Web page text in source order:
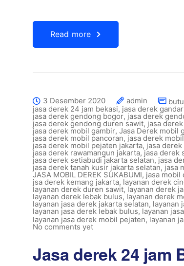
Read more
3 Desember 2020 admin
jasa derek 24 jam bekasi, jasa derek
jasa derek gendong bogor, jasa derek
jasa derek gendong duren sawit, jasa
jasa derek mobil gambir, Jasa Derek mobil
jasa derek mobil pancoran, jasa derek
jasa derek mobil pejaten jakarta, jasa
jasa derek rawamangun jakarta,jasa derek
jasa derek setiabudi jakarta selatan, jasa
jasa derek tanah kusir jakarta selatan, jasa
JASA MOBIL DEREK SUKABUMI, jasa mobil
jsa derek kemang jakarta, layanan derek
layanan derek duren sawit, layanan derek
layanan derek lebak bulus, layanan derek
layanan jasa derek jakarta selatan, layanan
layanan jasa derek lebak bulus, layanan
layanan jasa derek mobil pejaten, layanan
No comments yet
Jasa derek 24 jam